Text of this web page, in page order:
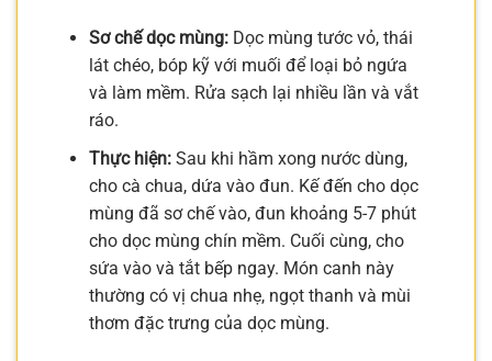
Sơ chế dọc mùng:Dọc mùng tước vỏ, thái
lát chéo, bóp kỹ với muối để loại bỏ ngứa
và làm mềm. Rửa sạch lại nhiều lần và vắt
ráo.
Thực hiện:Sau khi hầm xong nước dùng,
cho cà chua, dứa vào đun. Kế đến cho dọc
mùng đã sơ chế vào, đun khoảng 5-7 phút
cho dọc mùng chín mềm. Cuối cùng, cho
sứa vào và tắt bếp ngay. Món canh này
thường có vị chua nhẹ, ngọt thanh và mùi
thơm đặc trưng của dọc mùng.